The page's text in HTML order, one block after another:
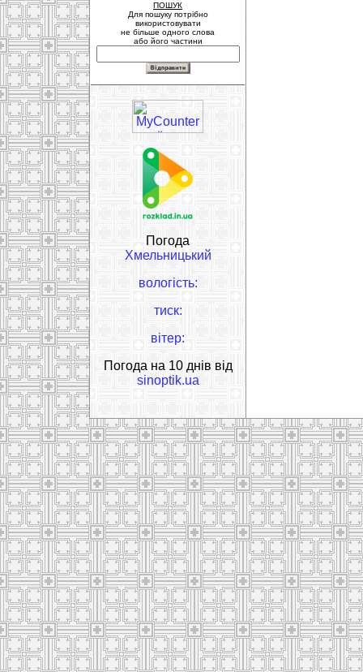
ПОШУК
Для пошуку потрібно
використовувати
не більше одного слова
або його частини
Погода
Хмельницький
вологість:
тиск:
вітер:
Погода на 10 днів від
sinoptik.ua